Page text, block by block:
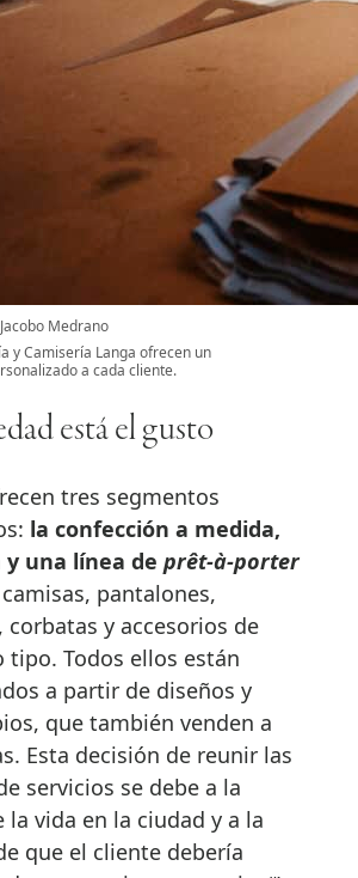
Medrano
y Camisería Langa ofrecen un
a cada cliente.
está el gusto
tres segmentos
la confección a medida,
una línea de prêt-à-porter
pantalones,
corbatas y accesorios de
tipo. Todos ellos están
a partir de diseños y
que también venden a
Esta decisión de reunir las
servicios se debe a la
la vida en la ciudad y a la
que el cliente debería